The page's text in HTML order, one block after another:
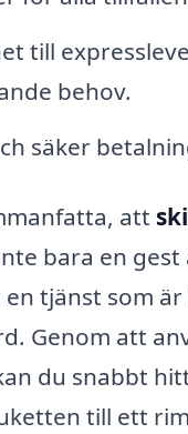
till
behov.
säker
att
bara en gest
en tjänst som
Genom att
du snabbt
till ett